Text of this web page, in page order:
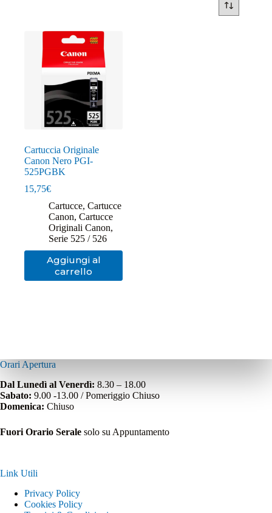
Cartuccia Originale
Canon Nero PGI-
525PGBK
15,75€
Cartucce, Cartucce
Canon, Cartucce
Originali Canon,
Serie 525 / 526
Aggiungi al
carrello
Orari Apertura
Dal Lunedì al Venerdì: 8.30 – 18.00
Sabato: 9.00 -13.00 / Pomeriggio Chiuso
Domenica: Chiuso
Fuori Orario Serale solo su Appuntamento
Link Utili
Privacy Policy
Cookies Policy